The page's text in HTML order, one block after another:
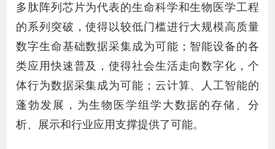
多肽阵列芯片为代表的生命科学和生物医学工程
的系列突破，使得以较低门槛进行大规模高质量
数字生命基础数据采集成为可能；智能设备的各
类应用快速普及，使得社会生活走向数字化，个
体行为数据采集成为可能；云计算、人工智能的
蓬勃发展，为生物医学组学大数据的存储、分
析、展示和行业应用支撑提供了可能。